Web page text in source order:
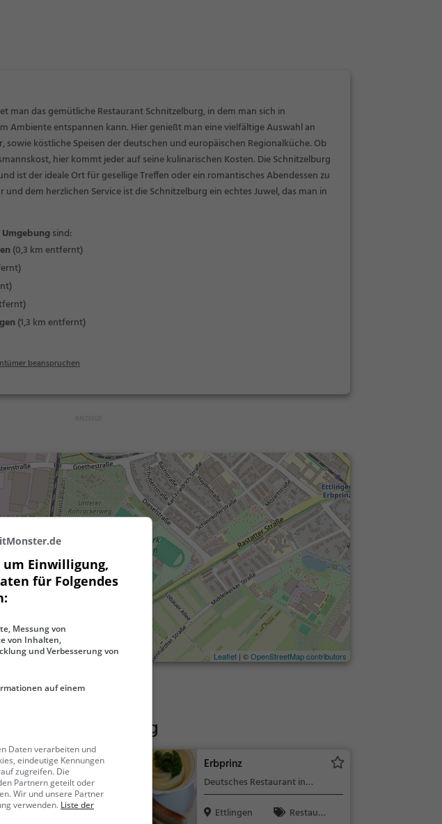
man das gemütliche Restaurant Schnitzelburg, in dem man sich in
Ambiente entspannen kann. Hier genießt man eine vielfältige Auswahl an
sowie köstliche Speisen der deutschen und europäischen Regionalküche. Ob
hier kommt jeder auf seine kulinarischen Kosten. Die Schnitzelburg
ist der ideale Ort für gesellige Treffen oder ein romantisches Abendessen zu
dem herzlichen Service ist die Schnitzelburg ein echtes Juwel, das man in
sind:
(0,3 km entfernt)
(1,3 km entfernt)
beanspruchen
Leaflet | ©OpenStreetMap contributors
von Schnitzelburg
Ettlingen
Restaura
Erbprinz
Deutsches Restaurant in
Ettlingen
Ettlingen
Restaura
Einwilligung,
für Folgendes
Messung von
von Inhalten,
und Verbesserung von
auf einem
Daten verarbeiten und
eindeutige Kennungen
zugreifen. Die
Partnern geteilt oder
Wir und unsere Partner
verwenden. Liste der